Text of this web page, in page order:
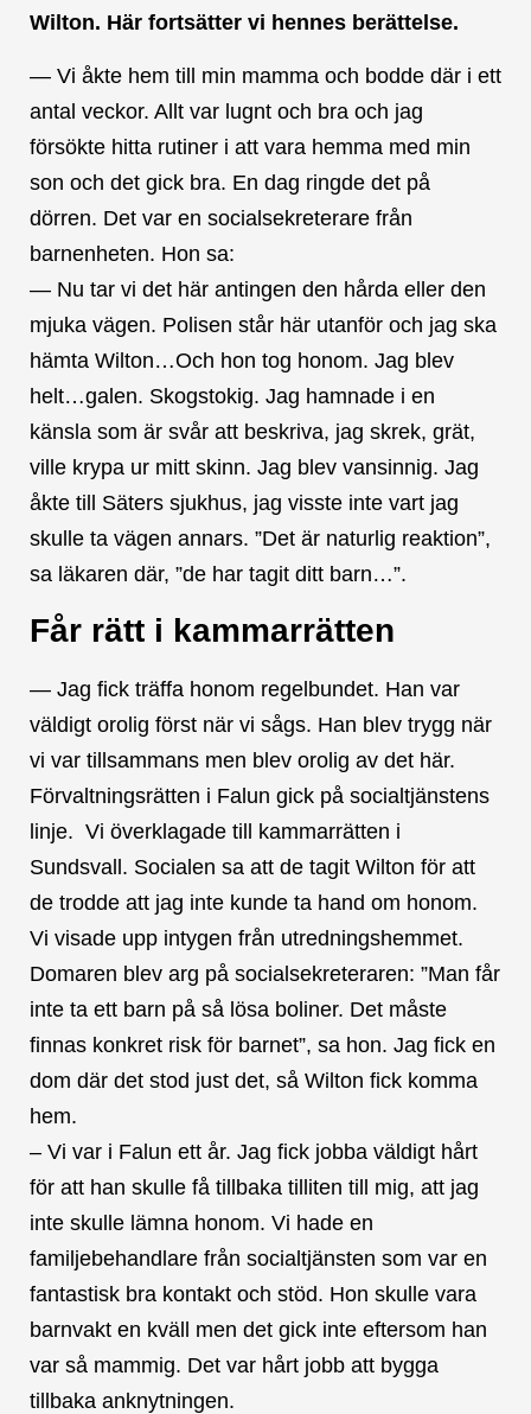
Wilton. Här fortsätter vi hennes berättelse.
— Vi åkte hem till min mamma och bodde där i ett
antal veckor. Allt var lugnt och bra och jag
försökte hitta rutiner i att vara hemma med min
son och det gick bra. En dag ringde det på
dörren. Det var en socialsekreterare från
barnenheten. Hon sa:
— Nu tar vi det här antingen den hårda eller den
mjuka vägen. Polisen står här utanför och jag ska
hämta Wilton…Och hon tog honom. Jag blev
helt…galen. Skogstokig. Jag hamnade i en
känsla som är svår att beskriva, jag skrek, grät,
ville krypa ur mitt skinn. Jag blev vansinnig. Jag
åkte till Säters sjukhus, jag visste inte vart jag
skulle ta vägen annars. ”Det är naturlig reaktion”,
sa läkaren där, ”de har tagit ditt barn…”.
Får rätt i kammarrätten
— Jag fick träffa honom regelbundet. Han var
väldigt orolig först när vi sågs. Han blev trygg när
vi var tillsammans men blev orolig av det här.
Förvaltningsrätten i Falun gick på socialtjänstens
linje. Vi överklagade till kammarrätten i
Sundsvall. Socialen sa att de tagit Wilton för att
de trodde att jag inte kunde ta hand om honom.
Vi visade upp intygen från utredningshemmet.
Domaren blev arg på socialsekreteraren: ”Man får
inte ta ett barn på så lösa boliner. Det måste
finnas konkret risk för barnet”, sa hon. Jag fick en
dom där det stod just det, så Wilton fick komma
hem.
– Vi var i Falun ett år. Jag fick jobba väldigt hårt
för att han skulle få tillbaka tilliten till mig, att jag
inte skulle lämna honom. Vi hade en
familjebehandlare från socialtjänsten som var en
fantastisk bra kontakt och stöd. Hon skulle vara
barnvakt en kväll men det gick inte eftersom han
var så mammig. Det var hårt jobb att bygga
tillbaka anknytningen.